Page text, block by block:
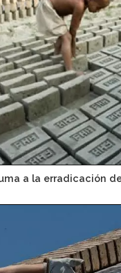
a la erradicación